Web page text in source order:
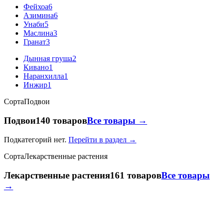
Фейхоа6
Азимина6
Унаби5
Маслина3
Гранат3
Дынная груша2
Кивано1
Наранхилла1
Инжир1
СортаПодвои
Подвои140 товаровВсе товары →
Подкатегорий нет. Перейти в раздел →
СортаЛекарственные растения
Лекарственные растения161 товаровВсе товары
→